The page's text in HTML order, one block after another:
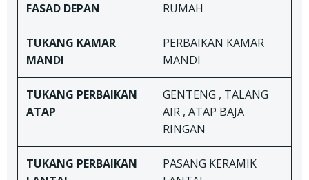
FASAD DEPAN
RUMAH
TUKANG KAMAR
MANDI
PERBAIKAN KAMAR
MANDI
TUKANG PERBAIKAN
ATAP
GENTENG , TALANG
AIR , ATAP BAJA
RINGAN
TUKANG PERBAIKAN
PASANG KERAMIK